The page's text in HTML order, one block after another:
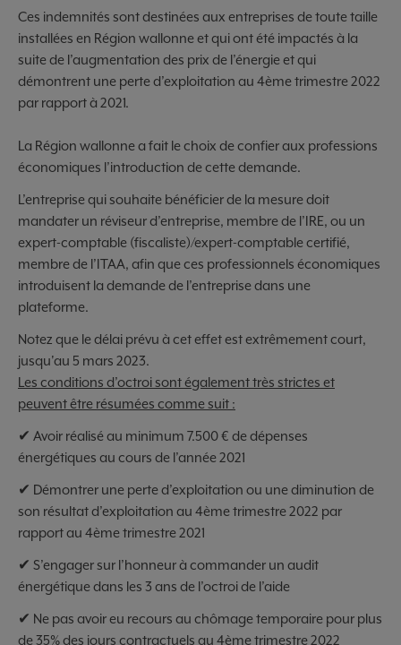
Ces indemnités sont destinées aux entreprises de toute taille
installées en Région wallonne et qui ont été impactés à la
suite de l’augmentation des prix de l’énergie et qui
démontrent une perte d’exploitation au 4ème trimestre 2022
par rapport à 2021.
La Région wallonne a fait le choix de confier aux professions
économiques l’introduction de cette demande.
L’entreprise qui souhaite bénéficier de la mesure doit
mandater un réviseur d’entreprise, membre de l’IRE, ou un
expert-comptable (fiscaliste)/expert-comptable certifié,
membre de l’ITAA, afin que ces professionnels économiques
introduisent la demande de l’entreprise dans une
plateforme.
Notez que le délai prévu à cet effet est extrêmement court,
jusqu'au 5 mars 2023.
Les conditions d’octroi sont également très strictes et
peuvent être résumées comme suit :
✔ Avoir réalisé au minimum 7.500 € de dépenses
énergétiques au cours de l’année 2021
✔ Démontrer une perte d’exploitation ou une diminution de
son résultat d’exploitation au 4ème trimestre 2022 par
rapport au 4ème trimestre 2021
✔ S’engager sur l’honneur à commander un audit
énergétique dans les 3 ans de l’octroi de l’aide
✔ Ne pas avoir eu recours au chômage temporaire pour plus
de 35% des jours contractuels au 4ème trimestre 2022